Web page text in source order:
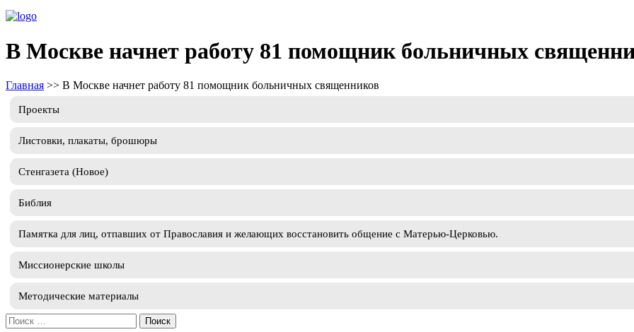
В Москве начнет работу 81 помощник больничных
Главная >> В Москве начнет работу 81 помощник больничных священников
Проекты
Листовки, плакаты, брошюры
Стенгазета (Новое)
Библия
Памятка для лиц, отпавших от Православия и желающих восстановить общение с Матерью-Церковью.
Миссионерские школы
Методические материалы
Искать: